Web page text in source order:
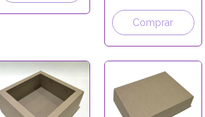
Comprar